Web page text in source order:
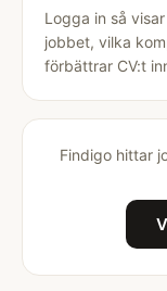
Logga in så
jobbet, vilka
förbättrar CV:t
Findigo hittar